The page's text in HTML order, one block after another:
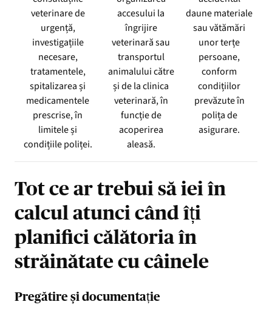
veterinare de
urgență,
investigațiile
necesare,
tratamentele,
spitalizarea și
medicamentele
prescrise, în
limitele și
condițiile poliței.
accesului la
îngrijire
veterinară sau
transportul
animalului către
și de la clinica
veterinară, în
funcție de
acoperirea
aleasă.
daune materiale
sau vătămări
unor terțe
persoane,
conform
condițiilor
prevăzute în
polița de
asigurare.
Tot ce ar trebui să iei în
calcul atunci când îți
planifici călătoria în
străinătate cu câinele
Pregătire și documentație